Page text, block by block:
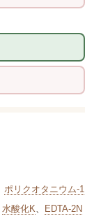
ポリクオタニウム-1
水酸化K、
EDTA-2N